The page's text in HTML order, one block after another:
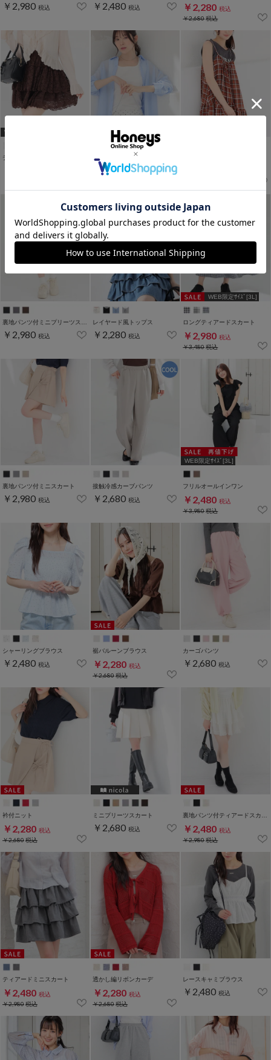
￥2,980 税込 ￥2,480 税込 ￥2,280 税込
￥2,680税込
WEB限定ｻｲｽﾞ[LL]
ティアードミニスカート タンク付シアーシャツ
￥2,980 税込
￥2,980 税込
レイヤード風トップス
￥2,280 税込
WEB限定ｻｲｽﾞ[3L]
ロングティアードスカート
￥2,980 税込
￥3,480税込
裏地パンツ付ミニスカート
￥2,980 税込
接触冷感カーブパンツ
￥2,680 税込
WEB限定ｻｲｽﾞ[3L]
フリルオールインワン
￥2,480 税込
￥3,980税込
シャーリングブラウス
￥2,480 税込
裾バルーンブラウス
￥2,280 税込
￥2,680税込
カーゴパンツ
￥2,680 税込
衿付ニット
￥2,280 税込
￥2,680税込
ミニプリーツスカート
￥2,680 税込 ￥2,480 税込
￥2,980税込
ティアードミニスカート
￥2,480 税込
￥2,980税込
透かし編リボンカーデ
￥2,280 税込
￥2,680税込
レースキャミブラウス
￥2,480 税込